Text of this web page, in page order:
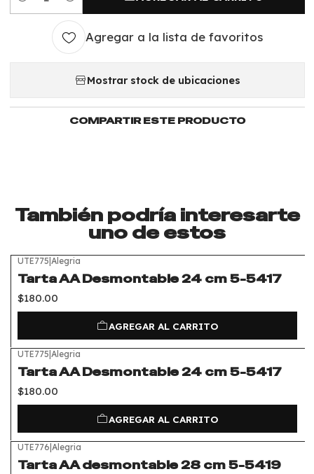
Cantidad
Agregar a la lista de favoritos
Mostrar stock de ubicaciones
COMPARTIR ESTE PRODUCTO
También podría interesarte
uno de estos
UTE775|Alegria
Tarta AA Desmontable 24 cm 5-5417
$180.00
AGREGAR AL CARRITO
UTE775|Alegria
Tarta AA Desmontable 24 cm 5-5417
$180.00
AGREGAR AL CARRITO
UTE776|Alegria
Tarta AA desmontable 28 cm 5-5419